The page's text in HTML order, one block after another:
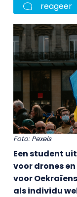
reageer
Foto: Pexels
Een student
voor drones
voor
als individu